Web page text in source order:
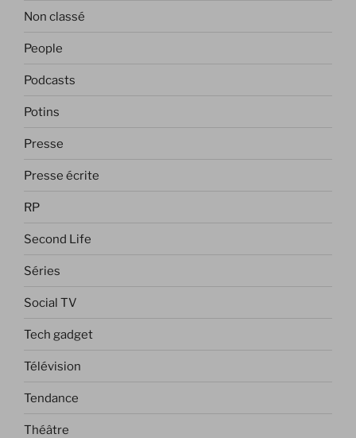
Non classé
People
Podcasts
Potins
Presse
Presse écrite
RP
Second Life
Séries
Social TV
Tech gadget
Télévision
Tendance
Théâtre